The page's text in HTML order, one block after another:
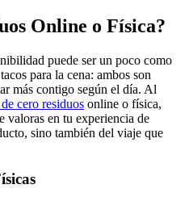
Online o Física?
puede ser un poco como
para la cena: ambos son
más contigo según el día. Al
cero residuos online o física,
valoras en tu experiencia de
sino también del viaje que